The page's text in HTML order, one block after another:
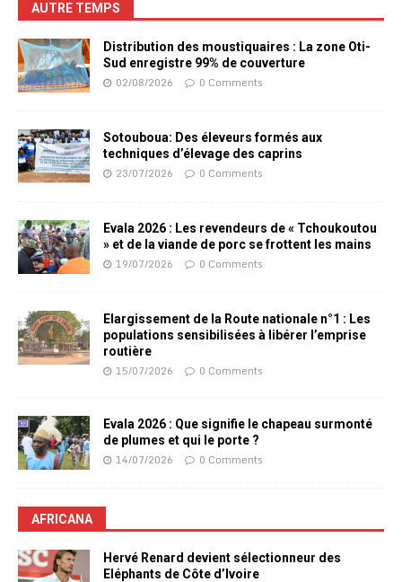
AUTRE TEMPS
Distribution des moustiquaires : La zone Oti-
Sud enregistre 99% de couverture
02/08/2026 0 Comments
Sotouboua: Des éleveurs formés aux
techniques d’élevage des caprins
23/07/2026 0 Comments
Evala 2026 : Les revendeurs de « Tchoukoutou
» et de la viande de porc se frottent les mains
19/07/2026 0 Comments
Elargissement de la Route nationale n°1 : Les
populations sensibilisées à libérer l’emprise
routière
15/07/2026 0 Comments
Evala 2026 : Que signifie le chapeau surmonté
de plumes et qui le porte ?
14/07/2026 0 Comments
AFRICANA
Hervé Renard devient sélectionneur des
Eléphants de Côte d’Ivoire